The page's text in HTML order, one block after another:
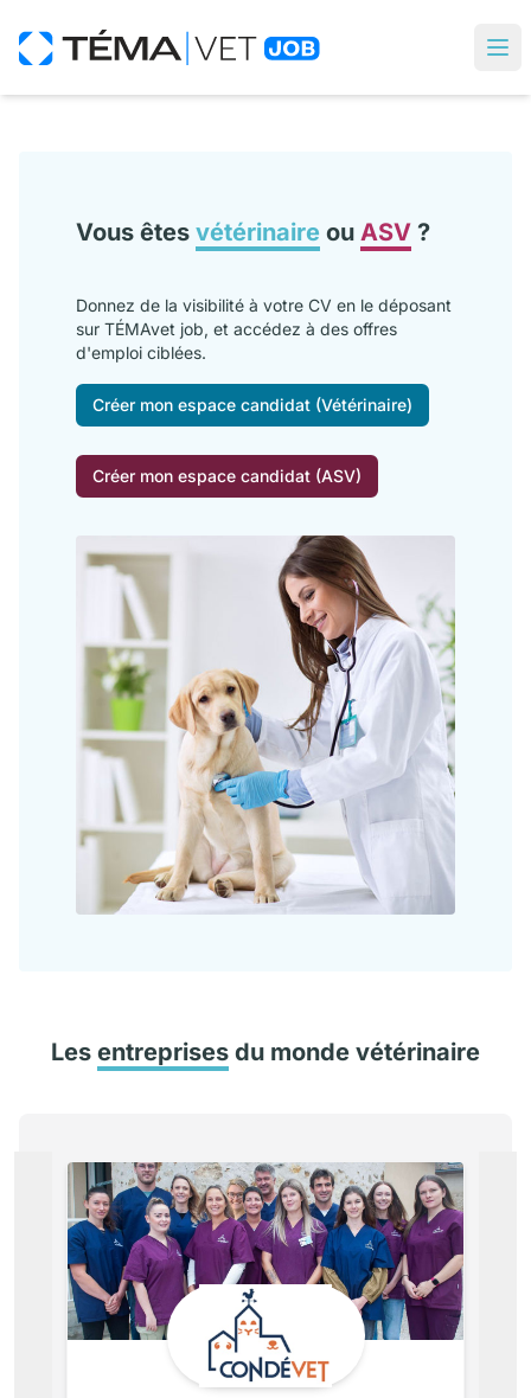
Vous êtes vétérinaire ou ASV ?
Donnez de la visibilité à votre CV en le déposant
sur TÉMAvet job, et accédez à des offres
d'emploi ciblées.
Créer mon espace candidat (Vétérinaire)
Créer mon espace candidat (ASV)
Les entreprises du monde vétérinaire